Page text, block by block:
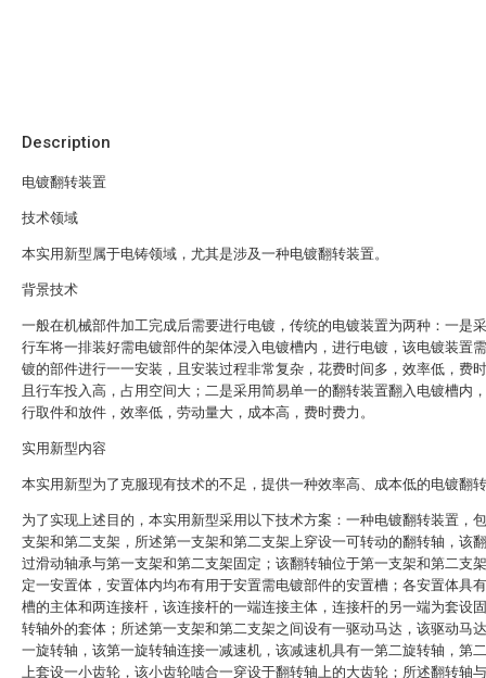
Description
电镀翻转装置
技术领域
本实用新型属于电铸领域，尤其是涉及一种电镀翻转装置。
背景技术
一般在机械部件加工完成后需要进行电镀，传统的电镀装置为两种：一是
行车将一排装好需电镀部件的架体浸入电镀槽内，进行电镀，该电镀装置
镀的部件进行一一安装，且安装过程非常复杂，花费时间多，效率低，费
且行车投入高，占用空间大；二是采用简易单一的翻转装置翻入电镀槽内
行取件和放件，效率低，劳动量大，成本高，费时费力。
实用新型内容
本实用新型为了克服现有技术的不足，提供一种效率高、成本低的电镀翻
为了实现上述目的，本实用新型采用以下技术方案：一种电镀翻转装置，
支架和第二支架，所述第一支架和第二支架上穿设一可转动的翻转轴，该
过滑动轴承与第一支架和第二支架固定；该翻转轴位于第一支架和第二支
定一安置体，安置体内均布有用于安置需电镀部件的安置槽；各安置体具
槽的主体和两连接杆，该连接杆的一端连接主体，连接杆的另一端为套设
转轴外的套体；所述第一支架和第二支架之间设有一驱动马达，该驱动马
一旋转轴，该第一旋转轴连接一减速机，该减速机具有一第二旋转轴，第
上套设一小齿轮，该小齿轮啮合一穿设于翻转轴上的大齿轮；所述翻转轴